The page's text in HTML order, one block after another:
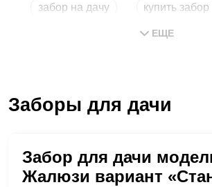
забор на дачу купить забор
установка
ЕЩЕ
Заборы для дачи
Забор для дачи
Жалюзи вариант